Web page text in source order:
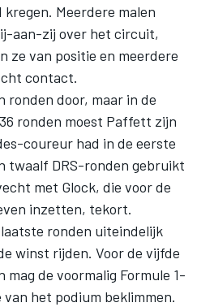
Meerdere malen
aan-zij over het circuit,
ze van positie en meerdere
contact.
ronden door, maar in de
ronden moest Paffett zijn
coureur had in de eerste
twaalf DRS-ronden gebruikt
met Glock, die voor de
inzetten, tekort.
ronden uiteindelijk
winst rijden. Voor de vijfde
mag de voormalig Formule 1-
het podium beklimmen.